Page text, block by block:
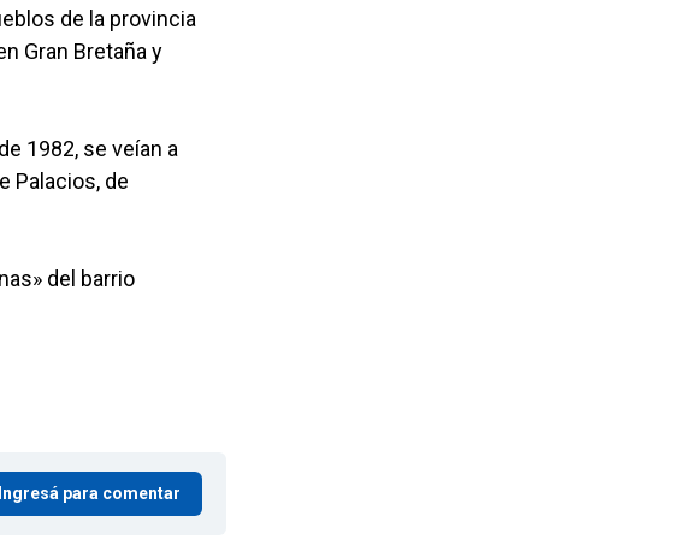
de la provincia
Gran Bretaña y
1982, se veían a
Palacios, de
del barrio
Ingresá para comentar